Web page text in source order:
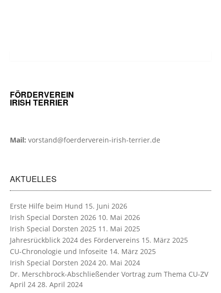
FÖRDERVEREIN
IRISH TERRIER
Mail: vorstand@foerderverein-irish-terrier.de
AKTUELLES
Erste Hilfe beim Hund 15. Juni 2026
Irish Special Dorsten 2026 10. Mai 2026
Irish Special Dorsten 2025 11. Mai 2025
Jahresrückblick 2024 des Fördervereins 15. März 2025
CU-Chronologie und Infoseite 14. März 2025
Irish Special Dorsten 2024 20. Mai 2024
Dr. Merschbrock-Abschließender Vortrag zum Thema CU-ZV
April 24 28. April 2024